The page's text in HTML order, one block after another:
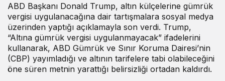
ABD Başkanı Donald Trump, altın külçelerine gümrük
vergisi uygulanacağına dair tartışmalara sosyal medya
üzerinden yaptığı açıklamayla son verdi. Trump,
“Altına gümrük vergisi uygulanmayacak” ifadelerini
kullanarak, ABD Gümrük ve Sınır Koruma Dairesi’nin
(CBP) yayımladığı ve altının tarifelere tabi olabileceğini
öne süren metnin yarattığı belirsizliği ortadan kaldırdı.